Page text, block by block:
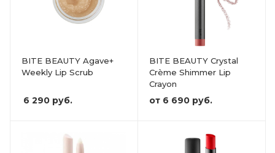
BITE BEAUTY Agave+
Weekly Lip Scrub
6 290 руб.
BITE BEAUTY Crystal
Crème Shimmer Lip
Crayon
от 6 690 руб.